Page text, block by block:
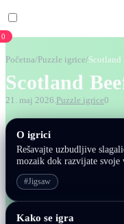
0
Početna/ Puzzle igrice/Scotland
Scotland
21. maj 2026.Puzzle igrice0
O igrici
Rešavajte uzbudljive
mozaik dok razvijate svoje
#Jigsaw
Kako se igra